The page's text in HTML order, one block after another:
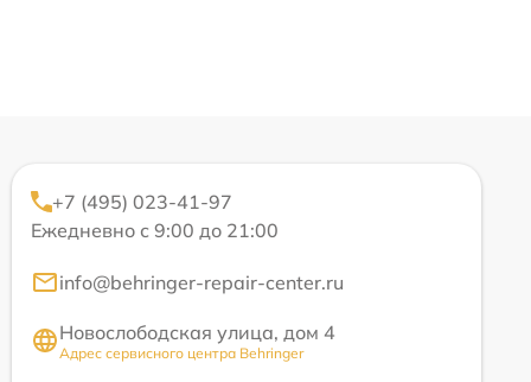
+7 (495) 023-41-97
Ежедневно с 9:00 до 21:00
info@behringer-repair-center.ru
Новослободская улица, дом 4
Адрес сервисного центра Behringer